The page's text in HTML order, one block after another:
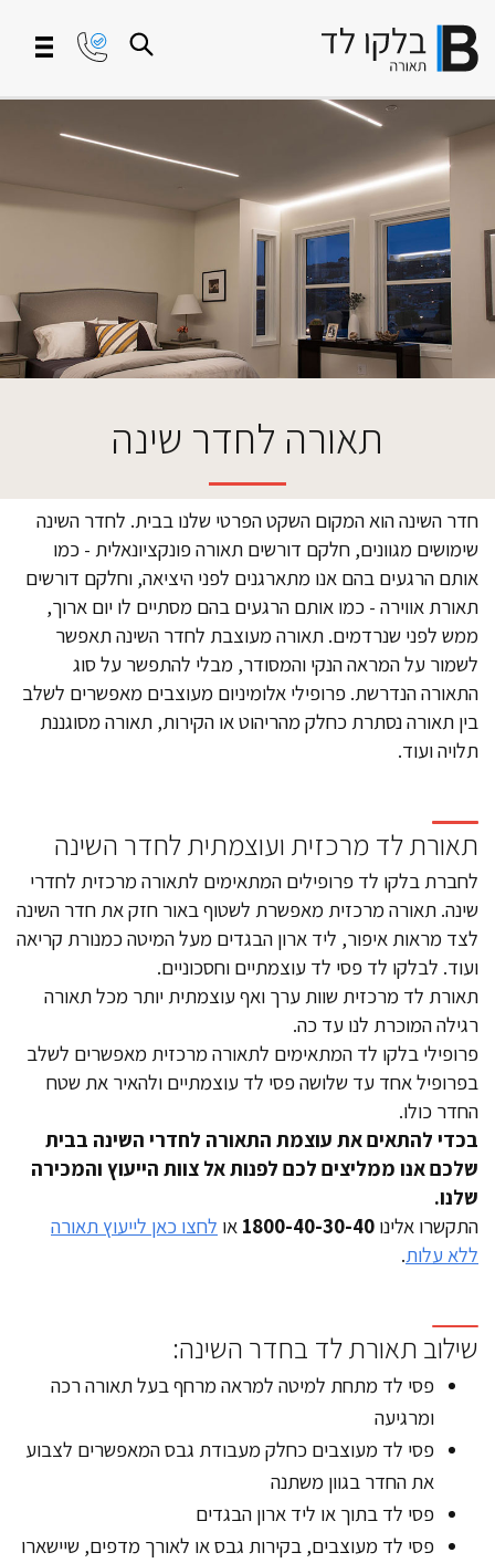
תאורה לחדר שינה
חדר השינה הוא המקום השקט הפרטי שלנו בבית. לחדר השינה
שימושים מגוונים, חלקם דורשים תאורה פונקציונאלית - כמו
אותם הרגעים בהם אנו מתארגנים לפני היציאה, וחלקם דורשים
תאורת אווירה - כמו אותם הרגעים בהם מסתיים לו יום ארוך,
ממש לפני שנרדמים. תאורה מעוצבת לחדר השינה תאפשר
לשמור על המראה הנקי והמסודר, מבלי להתפשר על סוג
התאורה הנדרשת. פרופילי אלומיניום מעוצבים מאפשרים לשלב
בין תאורה נסתרת כחלק מהריהוט או הקירות, תאורה מסוגננת
תלויה ועוד.
תאורת לד מרכזית ועוצמתית לחדר השינה
לחברת בלקו לד פרופילים המתאימים לתאורה מרכזית לחדרי
שינה. תאורה מרכזית מאפשרת לשטוף באור חזק את חדר השינה
לצד מראות איפור, ליד ארון הבגדים מעל המיטה כמנורת קריאה
ועוד. לבלקו לד פסי לד עוצמתיים וחסכוניים.
תאורת לד מרכזית שוות ערך ואף עוצמתית יותר מכל תאורה
רגילה המוכרת לנו עד כה.
פרופילי בלקו לד המתאימים לתאורה מרכזית מאפשרים לשלב
בפרופיל אחד עד שלושה פסי לד עוצמתיים ולהאיר את שטח
החדר כולו.
בכדי להתאים את עוצמת התאורה לחדרי השינה בבית
שלכם אנו ממליצים לכם לפנות אל צוות הייעוץ והמכירה
שלנו.
התקשרו אלינו 1800-40-30-40 או לחצו כאן לייעוץ תאורה
ללא עלות.
שילוב תאורת לד בחדר השינה:
פסי לד מתחת למיטה למראה מרחף בעל תאורה רכה
ומרגיעה
פסי לד מעוצבים כחלק מעבודת גבס המאפשרים לצבוע
את החדר בגוון משתנה
פסי לד בתוך או ליד ארון הבגדים
פסי לד מעוצבים, בקירות גבס או לאורך מדפים, שיישארו